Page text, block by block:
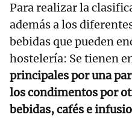
Para realizar la
además a los
bebidas que pueden
hostelería: Se tienen
principales por una
los condimentos por
bebidas, cafés e